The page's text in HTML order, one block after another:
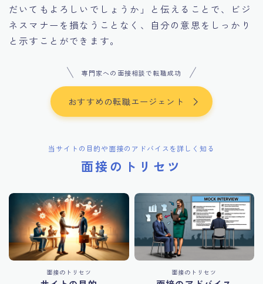
だいてもよろしいでしょうか」と伝えることで、ビジ
ネスマナーを損なうことなく、自分の意思をしっかり
と示すことができます。
専門家への面接相談で転職成功
おすすめの転職エージェント
当サイトの目的や面接のアドバイスを詳しく知る
面接のトリセツ
面接のトリセツ 面接のトリセツ